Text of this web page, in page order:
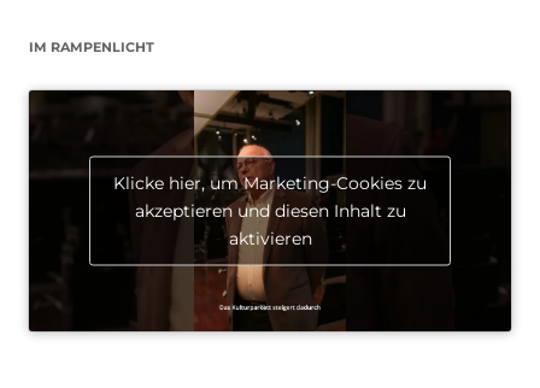
IM RAMPENLICHT
Klicke hier, um Marketing-Cookies zu
akzeptieren und diesen Inhalt zu
aktivieren